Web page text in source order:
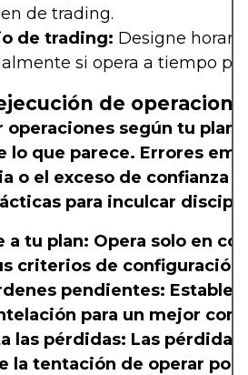
de trading.
de trading: Designe
si opera a tiempo
de
operaciones según tu plan
lo que parece. Errores
o el exceso de confianza
para inculcar
a tu plan: Opera solo en
criterios de configuración.
pendientes:
para un mejor
las pérdidas: Las
la tentación de operar por